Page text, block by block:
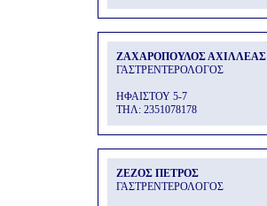
ΖΑΧΑΡΟΠΟΥΛΟΣ ΑΧΙΛΛΕΑΣ
ΓΑΣΤΡΕΝΤΕΡΟΛΟΓΟΣ
ΗΦΑΙΣΤΟΥ 5-7
THΛ: 2351078178
ΖΕΖΟΣ ΠΕΤΡΟΣ
ΓΑΣΤΡΕΝΤΕΡΟΛΟΓΟΣ